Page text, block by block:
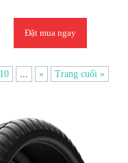
Đặt mua ngay
10 ... » Trang cuối »